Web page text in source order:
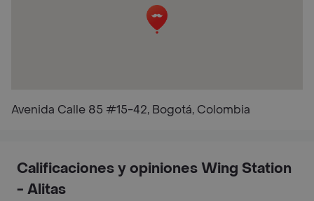
Avenida Calle 85 #15-42, Bogotá, Colombia
Calificaciones y opiniones Wing Station
- Alitas